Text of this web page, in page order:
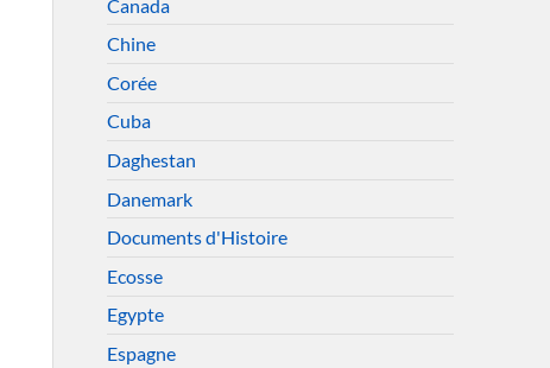
Canada
Chine
Corée
Cuba
Daghestan
Danemark
Documents d'Histoire
Ecosse
Egypte
Espagne